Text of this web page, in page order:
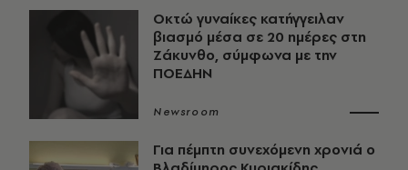
Οκτώ γυναίκες κατήγγειλαν
βιασμό μέσα σε 20 ημέρες στη
Ζάκυνθο, σύμφωνα με την
ΠΟΕΔΗΝ
Newsroom
Για πέμπτη συνεχόμενη χρονιά ο